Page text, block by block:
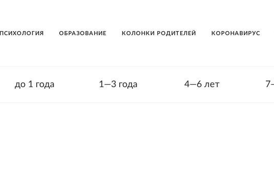
ПСИХОЛОГИЯ ОБРАЗОВАНИЕ КОЛОНКИ РОДИТЕЛЕЙ КОРОНАВИРУС
до 1 года 1—3 года 4—6 лет